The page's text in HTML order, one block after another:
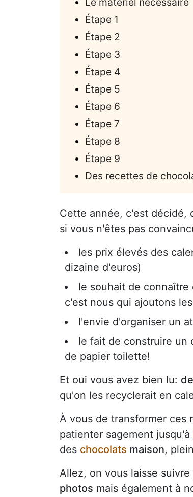
Étape 1
Étape 2
Étape 3
Étape 4
Étape 5
Étape 6
Étape 7
Étape 8
Étape 9
Des recettes de
Cette année, c'est décidé,
si vous n'êtes pas
les prix élevés des
dizaine d'euros)
le souhait de
c'est nous qui ajoutons
l'envie d'organiser un
le fait de construire un
de papier toilette!
Et oui vous avez bien lu:
qu'on les recyclerait en
À vous de transformer ces
patienter sagement jusqu'à
des chocolats maison,
Allez, on vous laisse suivre
photos mais également à